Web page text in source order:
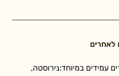
לאחרים
עמידים במיוחד:נירוסטה,